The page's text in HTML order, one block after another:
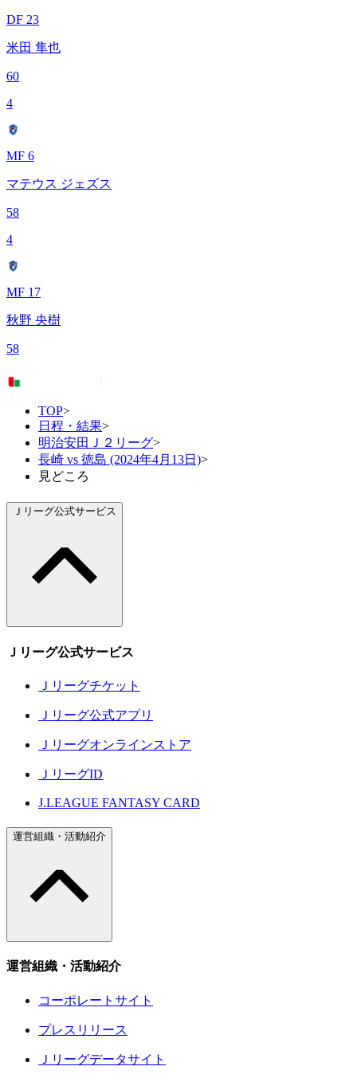
DF 23
米田 隼也
60
4
MF 6
マテウス ジェズス
58
4
MF 17
秋野 央樹
58
TOP>
日程・結果>
明治安田Ｊ２リーグ>
長崎 vs 徳島 (2024年4月13日)>
見どころ
Ｊリーグ公式サービス
Ｊリーグ公式サービス
Ｊリーグチケット
Ｊリーグ公式アプリ
Ｊリーグオンラインストア
ＪリーグID
J.LEAGUE FANTASY CARD
運営組織・活動紹介
運営組織・活動紹介
コーポレートサイト
プレスリリース
Ｊリーグデータサイト